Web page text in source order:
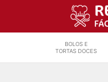
BOLOS E
TORTAS DOCES